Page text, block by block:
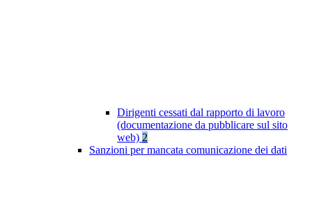
Dirigenti cessati dal rapporto di lavoro
(documentazione da pubblicare sul sito
web) 2
Sanzioni per mancata comunicazione dei dati